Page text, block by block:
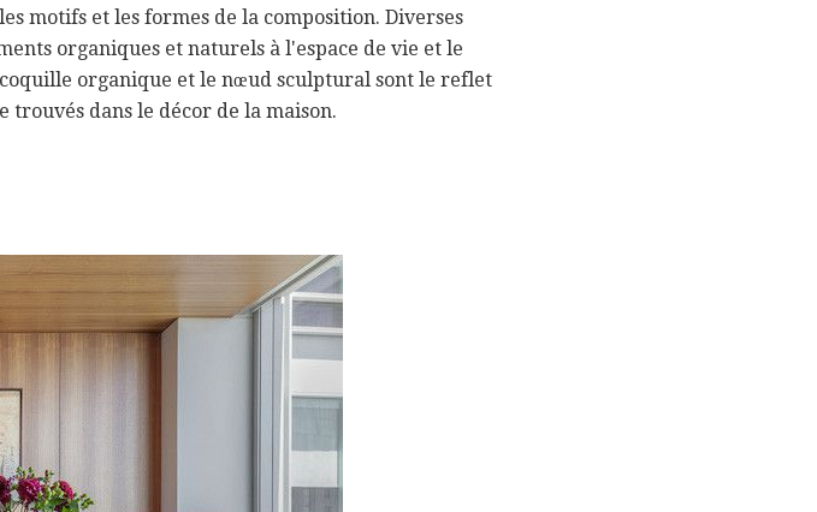
motifs et les formes de la composition. Diverses
organiques et naturels à l'espace de vie et le
organique et le nœud sculptural sont le reflet
trouvés dans le décor de la maison.